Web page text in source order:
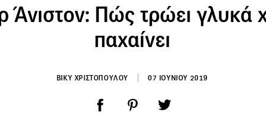
Ειδήσεις
Έρευνες
Άνιστον: Πώς τρώει γλυκά
παχαίνει
ΒΙΚΥ ΧΡΙΣΤΟΠΟΥΛΟΥ 07 ΙΟΥΝΙΟΥ 2019